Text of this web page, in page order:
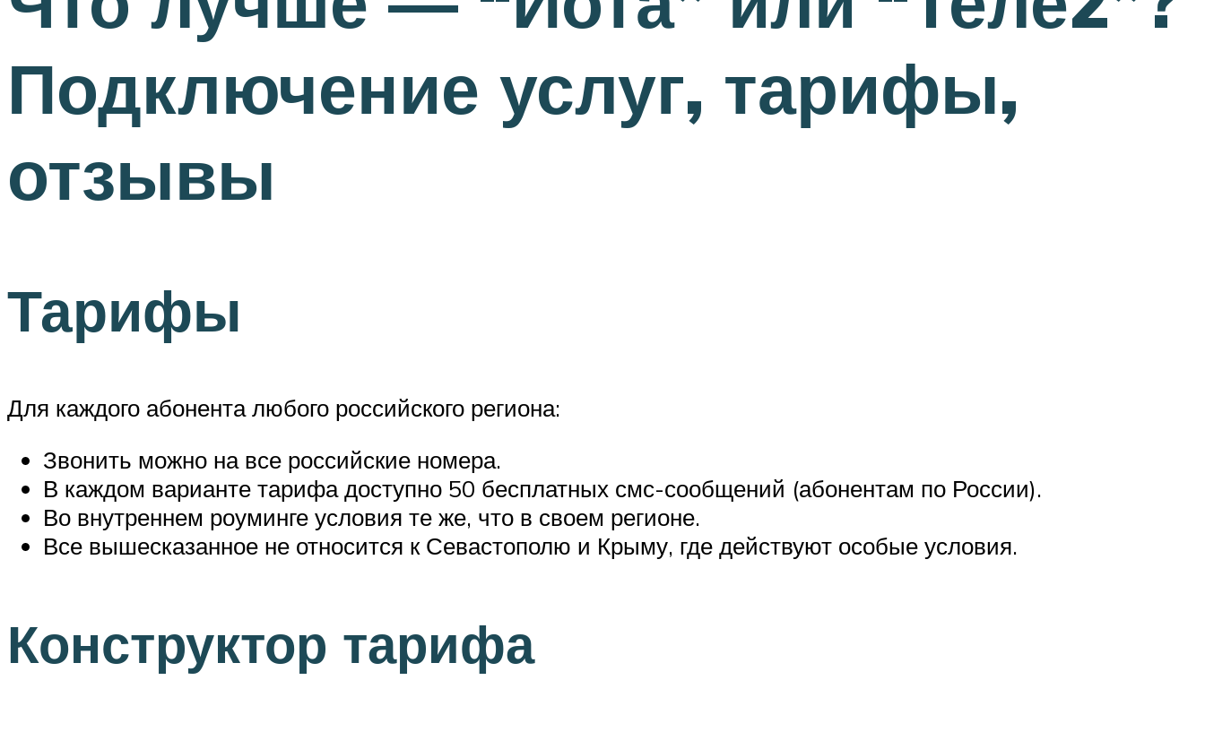
Подключение услуг, тарифы,
отзывы
Тарифы
Для каждого абонента любого российского региона:
Звонить можно на все российские номера.
В каждом варианте тарифа доступно 50 бесплатных смс-сообщений (абонентам по России).
Во внутреннем роуминге условия те же, что в своем регионе.
Все вышесказанное не относится к Севастополю и Крыму, где действуют особые условия.
Конструктор тарифа